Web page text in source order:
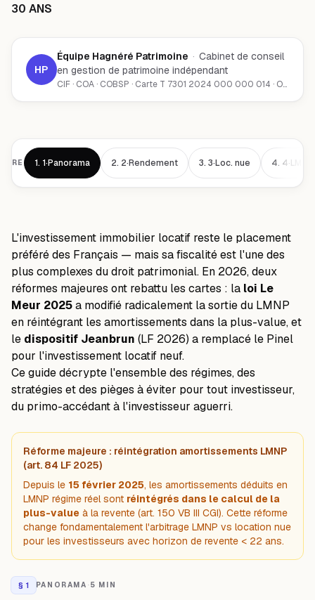
30 ANS
HP
Équipe Hagnéré Patrimoine · Cabinet de conseil
en gestion de patrimoine indépendant
CIF · COA · COBSP · Carte T 7301 2024 000 000 014 · ORIAS 23002291 · adhérent CNCEF Patrimoine
1. 1·Panorama 2. 2·Rendement 3. 3·Loc. nue 4. 4·LMNP
L'investissement immobilier locatif reste le placement
préféré des Français — mais sa fiscalité est l'une des
plus complexes du droit patrimonial. En 2026, deux
réformes majeures ont rebattu les cartes : la loi Le
Meur 2025a modifié radicalement la sortie du LMNP
en réintégrant les amortissements dans la plus-value, et
le dispositif Jeanbrun (LF 2026) a remplacé le Pinel
pour l'investissement locatif neuf.
Ce guide décrypte l'ensemble des régimes, des
stratégies et des pièges à éviter pour tout investisseur,
du primo-accédant à l'investisseur aguerri.
Réforme majeure : réintégration amortissements LMNP
(art. 84 LF 2025)
Depuis le 15 février 2025, les amortissements déduits en
LMNP régime réel sont réintégrés dans le calcul de la
plus-value à la revente (art. 150 VB III CGI). Cette réforme
change fondamentalement l'arbitrage LMNP vs location nue
pour les investisseurs avec horizon de revente < 22 ans.
§ 1 PANORAMA · 5 MIN